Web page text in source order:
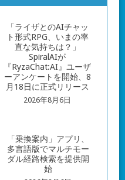
「ライザとのAIチャッ
ト形式RPG、いまの率
直な気持ちは？」
SpiralAIが
『RyzaChat:AI』ユーザ
ーアンケートを開始、8
月18日に正式リリース
2026年8月6日
「乗換案内」アプリ、
多言語版でマルチモー
ダル経路検索を提供開
始